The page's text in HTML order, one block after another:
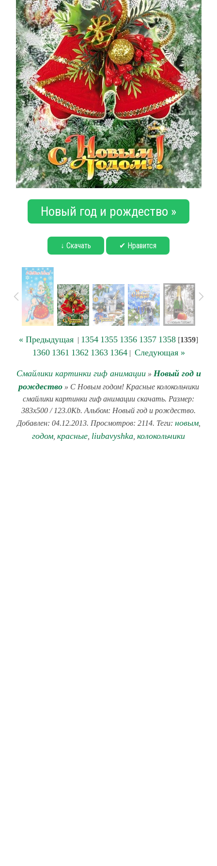
Новый год и рождество »
↓ Скачать ✔ Нравится
« Предыдущая | 1354 1355 1356 1357 1358 [1359]
1360 1361 1362 1363 1364| Следующая »
Смайлики картинки гиф анимации» Новый год и
рождество» С Новым годом! Красные колокольчики
смайлики картинки гиф анимации скачать. Размер:
383x500 / 123.0Kb. Альбом: Новый год и рождество.
Добавлен: 04.12.2013. Просмотров: 2114. Теги: новым,
годом красные liubavyshka колокольчики